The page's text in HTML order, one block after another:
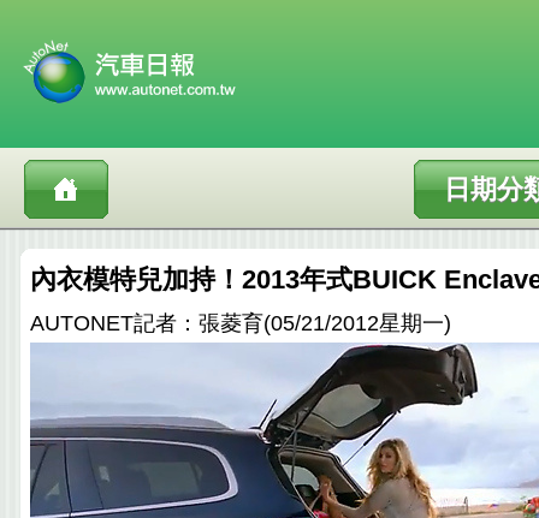
日期分
內衣模特兒加持！2013年式BUICK
AUTONET記者：張菱育(05/21/2012星期一)